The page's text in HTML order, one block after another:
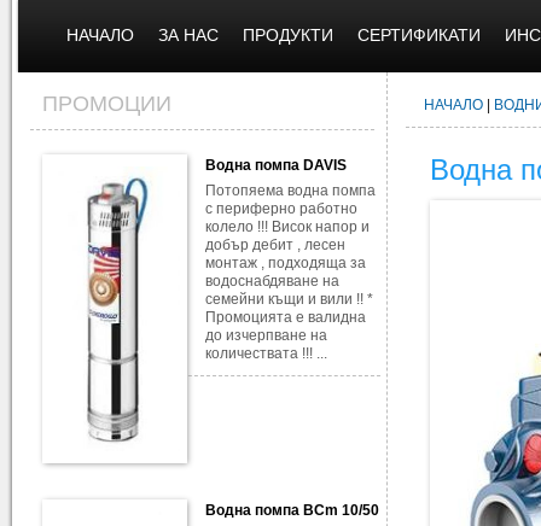
НАЧАЛО ЗА НАС ПРОДУКТИ СЕРТИФИКАТИ
ПРОМОЦИИ
Водна помпа DAVIS
Потопяема водна помпа
с периферно работно
колело !!! Висок напор и
добър дебит , лесен
монтаж , подходяща за
водоснабдяване на
семейни къщи и вили !! *
Промоцията е валидна
до изчерпване на
количествата !!! ...
Водна помпа BCm 10/50
НАЧАЛО
Водна